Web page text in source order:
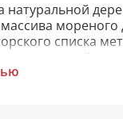
натуральной
мореного
списка
русской